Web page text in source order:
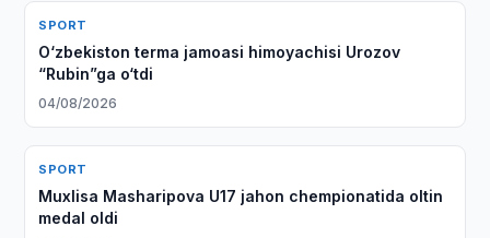
SPORT
O‘zbekiston terma jamoasi himoyachisi Urozov
“Rubin”ga o‘tdi
04/08/2026
SPORT
Muxlisa Masharipova U17 jahon chempionatida oltin
medal oldi